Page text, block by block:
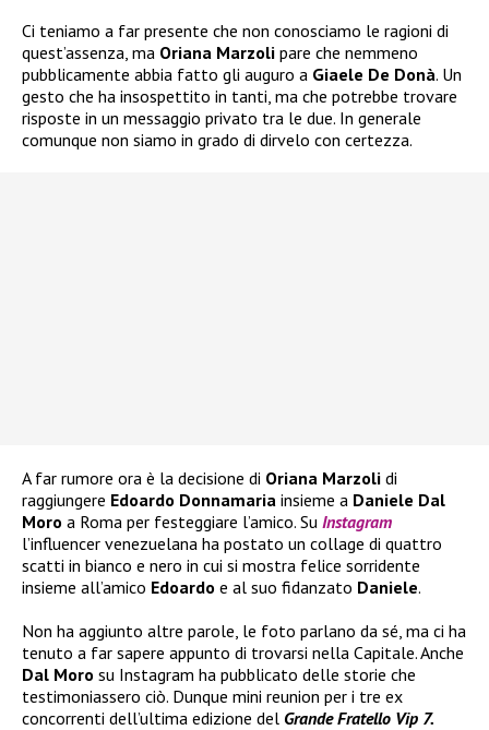
Ci teniamo a far presente che non conosciamo le ragioni di
quest’assenza, ma Oriana Marzoli pare che nemmeno
pubblicamente abbia fatto gli auguro a Giaele De Donà. Un
gesto che ha insospettito in tanti, ma che potrebbe trovare
risposte in un messaggio privato tra le due. In generale
comunque non siamo in grado di dirvelo con certezza.
A far rumore ora è la decisione di Oriana Marzoli di
raggiungere Edoardo Donnamaria insieme a Daniele Dal
Moro a Roma per festeggiare l’amico. Su Instagram
l’influencer venezuelana ha postato un collage di quattro
scatti in bianco e nero in cui si mostra felice sorridente
insieme all’amico Edoardo e al suo fidanzato Daniele.
Non ha aggiunto altre parole, le foto parlano da sé, ma ci ha
tenuto a far sapere appunto di trovarsi nella Capitale. Anche
Dal Moro su Instagram ha pubblicato delle storie che
testimoniassero ciò. Dunque mini reunion per i tre ex
concorrenti dell’ultima edizione del Grande Fratello Vip 7.